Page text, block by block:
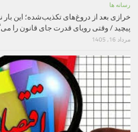
رسانه ها
خرازی بعد از دروغ‌های تکذیب‌شده؛ این
پیچید / وقتی رویای قدرت جای قانون را
مرداد 16, 1405